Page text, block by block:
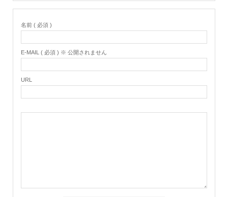
名前 ( 必須 )
E-MAIL ( 必須 ) ※ 公開されません
URL